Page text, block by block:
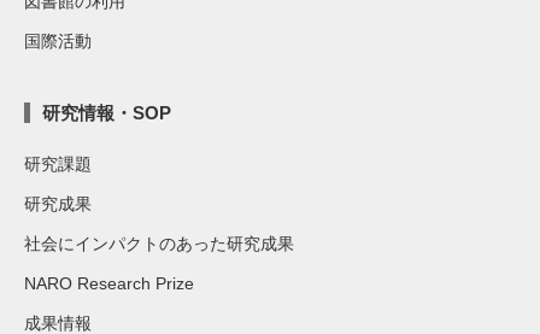
国際活動
研究情報・SOP
研究課題
研究成果
社会にインパクトのあった研究成果
NARO Research Prize
成果情報